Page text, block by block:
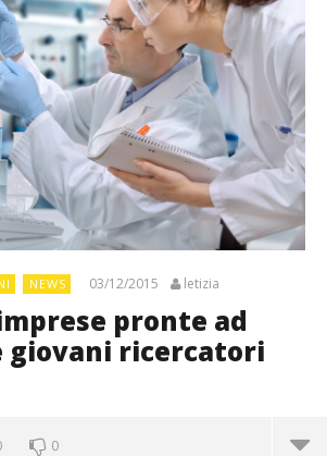
NEWS 03/12/2015 letizia
pronte ad
giovani ricercatori
0